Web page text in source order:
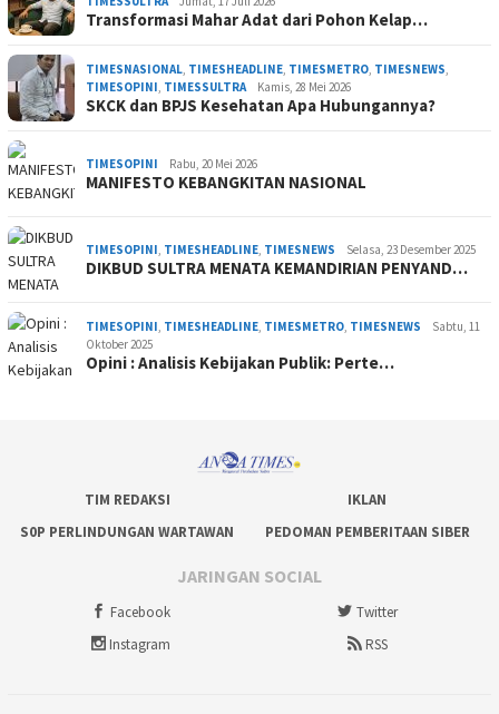
Transformasi Mahar Adat dari Pohon Kelap…
TIMESNASIONAL TIMESHEADLINE TIMESMETRO TIMESNEWS
TIMESOPINI TIMESSULTRA Kamis, 28 Mei 2026
SKCK dan BPJS Kesehatan Apa Hubungannya?
TIMESOPINI Rabu, 20 Mei 2026
MANIFESTO KEBANGKITAN NASIONAL
TIMESOPINI TIMESHEADLINE TIMESNEWS Selasa, 23 Desember 2025
DIKBUD SULTRA MENATA KEMANDIRIAN PENYAND…
TIMESOPINI TIMESHEADLINE TIMESMETRO TIMESNEWS
Sabtu, 11
Oktober 2025
Opini : Analisis Kebijakan Publik: Perte…
TIM REDAKSI
IKLAN
S0P PERLINDUNGAN WARTAWAN
PEDOMAN PEMBERITAAN SIBER
JARINGAN SOCIAL
Facebook
Twitter
Instagram
RSS